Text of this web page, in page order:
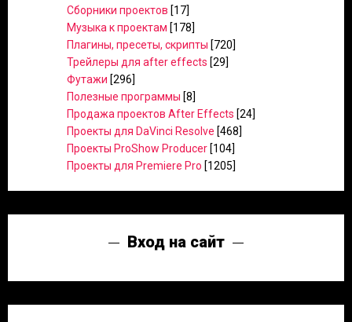
Сборники проектов [17]
Музыка к проектам [178]
Плагины, пресеты, скрипты [720]
Трейлеры для after effects [29]
Футажи [296]
Полезные программы [8]
Продажа проектов After Effects [24]
Проекты для DaVinci Resolve [468]
Проекты ProShow Producer [104]
Проекты для Premiere Pro [1205]
Вход на сайт